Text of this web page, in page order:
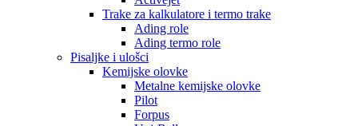
Trake za kalkulatore i termo trake
Ading role
Ading termo role
Pisaljke i ulošci
Kemijske olovke
Metalne kemijske olovke
Pilot
Forpus